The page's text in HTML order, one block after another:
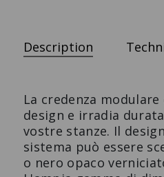
Description
La credenza
design e irradia
vostre stanze. Il
sistema può essere
o nero opaco